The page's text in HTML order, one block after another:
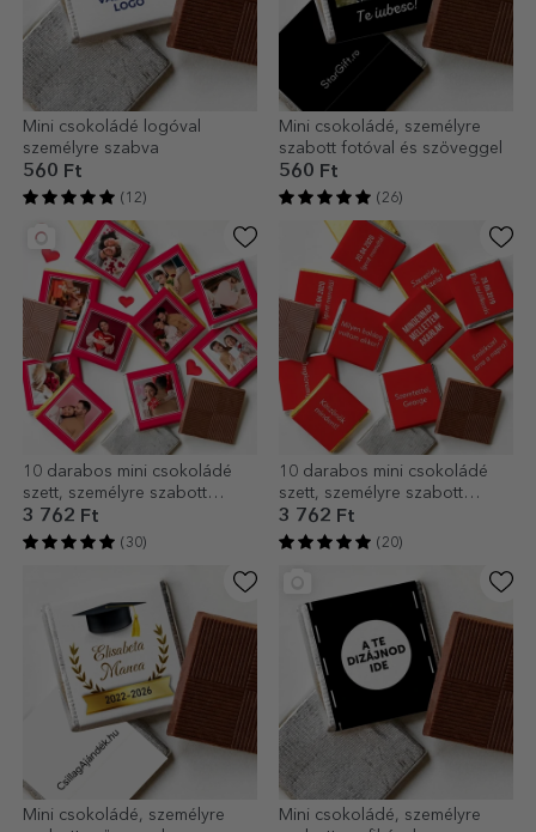
Mini csokoládé logóval
személyre szabva
560 Ft
(12)
Mini csokoládé, személyre
szabott fotóval és szöveggel
560 Ft
(26)
10 darabos mini csokoládé
szett, személyre szabott
fotóval
3 762 Ft
(30)
10 darabos mini csokoládé
szett, személyre szabott
felirattal
3 762 Ft
(20)
Mini csokoládé, személyre
Mini csokoládé, személyre